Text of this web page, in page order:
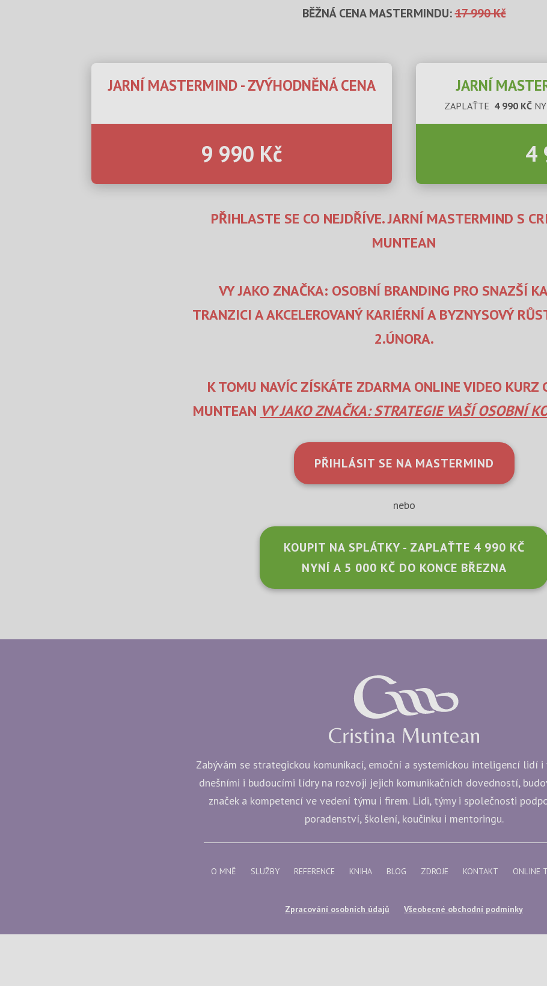
BĚŽNÁ CENA MASTERMINDU:17 990 Kč
JARNÍ MASTERMIND - ZVÝHODNĚNÁ CENA
9 990 Kč
JARNÍ
ZAPLAŤTE 4 990 KČ
4
PŘIHLASTE SE CO NEJDŘÍVE. JARNÍ MASTERMIND S
MUNTEAN
VY JAKO ZNAČKA: OSOBNÍ BRANDING PRO SNAZŠÍ
TRANZICI A AKCELEROVANÝ KARIÉRNÍ A BYZNYSOVÝ
2.ÚNORA.
K TOMU NAVÍC ZÍSKÁTE ZDARMA ONLINE VIDEO KURZ
MUNTEAN VY JAKO ZNAČKA: STRATEGIE VAŠÍ OSOBNÍ
PŘIHLÁSIT SE NA MASTERMIND
nebo
KOUPIT NA SPLÁTKY - ZAPLAŤTE 4 990 KČ
NYNÍ A 5 000 KČ DO KONCE BŘEZNA
Zabývám se strategickou komunikací, emoční a systemickou inteligencí lidí i
dnešními i budoucími lídry na rozvoji jejich komunikačních dovedností,
značek a kompetencí ve vedení týmu i firem. Lidi, týmy i společnosti
poradenství, školení, koučinku i mentoringu.
O MNĚ SLUŽBY REFERENCE KNIHA BLOG ZDROJE KONTAKT ONLINE
Zpracování osobních údajů Všeobecné obchodní podmínky